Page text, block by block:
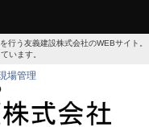
行う友義建設株式会社のWEBサイト。
います。
場管理